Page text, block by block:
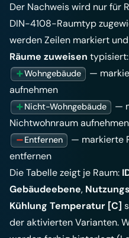
Der Nachweis wird nur für
DIN-4108-Raumtyp
werden Zeilen markiert
Räume zuweisen typisiert:
Wohngebäude
—
aufnehmen
Nicht-Wohngebäude
—
Nichtwohnraum aufnehmen
Entfernen
— markierte
entfernen
Die Tabelle zeigt je Raum:
Gebäudeebene,
Kühlung Temperatur [C]
der aktivierten Varianten.